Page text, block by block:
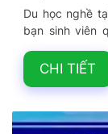
Du học nghề
bạn sinh viên
chưa đáp ứng
vậy nên du
tật lý do nên
CHI TIẾT